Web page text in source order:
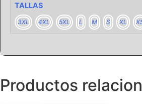
TALLAS
3XL 4XL 5XL L M S XL
Productos